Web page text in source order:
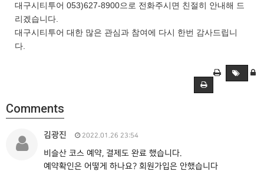
대구시티투어 053)627-8900으로 전화주시면 친절히 안내해 드
리겠습니다.
대구시티투어 대한 많은 관심과 참여에 다시 한번 감사드립니
다.
Comments
김광진 2022.01.26 23:54
비슬산 코스 예약, 결제도 완료 했습니다.
예약확인은 어떻게 하나요? 회원가입은 안했습니다